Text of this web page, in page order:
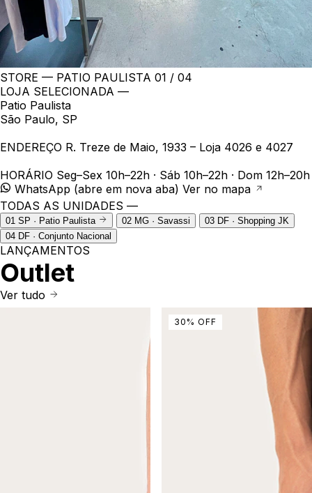
STORE — PATIO PAULISTA 01 / 04
LOJA SELECIONADA —
Patio Paulista
São Paulo, SP
ENDEREÇO R. Treze de Maio, 1933 – Loja 4026 e 4027
HORÁRIO Seg–Sex 10h–22h · Sáb 10h–22h · Dom 12h–20h
WhatsApp (abre em nova aba) Ver no mapa
TODAS AS UNIDADES —
01 SP · Patio Paulista 02 MG · Savassi 03 DF · Shopping JK
04 DF · Conjunto Nacional
LANÇAMENTOS
Outlet
Ver tudo
30 % OFF